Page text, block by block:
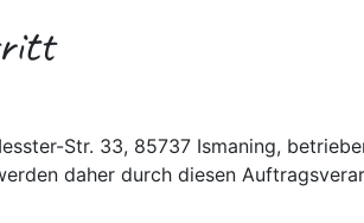
Str. 33, 85737 Ismaning,
daher durch diesen